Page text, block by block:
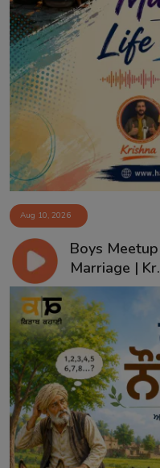
Aug 10, 2026
Boys
Marriage |